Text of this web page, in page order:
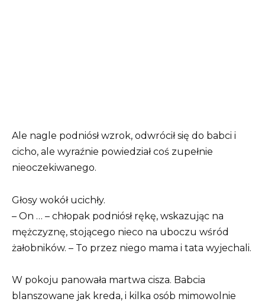
Ale nagle podniósł wzrok, odwrócił się do babci i
cicho, ale wyraźnie powiedział coś zupełnie
nieoczekiwanego.
Głosy wokół ucichły.
– On … – chłopak podniósł rękę, wskazując na
mężczyznę, stojącego nieco na uboczu wśród
żałobników. – To przez niego mama i tata wyjechali.
W pokoju panowała martwa cisza. Babcia
blanszowane jak kreda, i kilka osób mimowolnie